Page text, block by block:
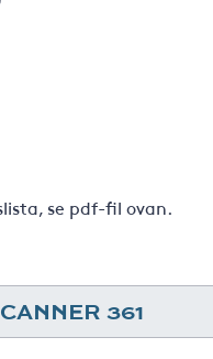
se pdf-fil ovan.
361